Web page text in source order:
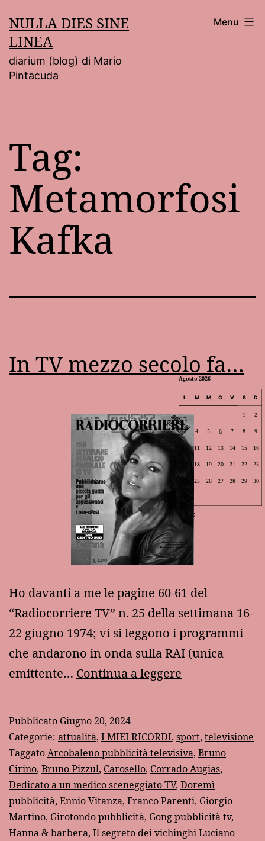
al
contenuto
NULLA DIES SINE
LINEA
diarium (blog) di Mario
Pintacuda
Menu
Tag:
Metamorfosi
Kafka
In TV mezzo secolo fa…
Ho davanti a me le pagine 60-61 del
“Radiocorriere TV” n. 25 della settimana 16-
22 giugno 1974; vi si leggono i programmi
che andarono in onda sulla RAI (unica
emittente… Continua a leggere
secolo
fa…
Pubblicato Giugno 20, 2024
Categorie: attualità, I MIEI RICORDI, sport, televisione
TaggatoArcobaleno pubblicità televisiva, Bruno
Cirino, Bruno Pizzul, Carosello, Corrado Augias,
Dedicato a un medico sceneggiato TV, Doremì
pubblicità, Ennio Vitanza, Franco Parenti, Giorgio
Martino, Girotondo pubblicità, Gong pubblicità tv,
Hanna & barbera, Il segreto dei vichinghi Luciano
Agosto 2026
L M M G V S D
1 2
3 4 5 6 7 8 9
11 12 13 14 15 16
18 19 20 21 22 23
25 26 27 28 29 30
Lug